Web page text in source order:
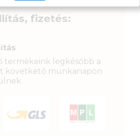
fizetés:
termékeink legkésőbb a
követkető munkanapon